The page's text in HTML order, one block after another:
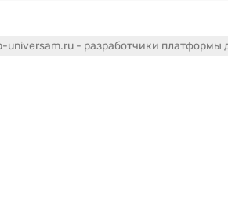
universam.ru - разработчики платформы